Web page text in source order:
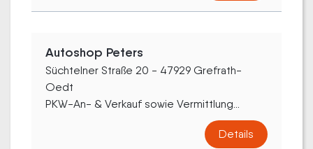
Autoshop Peters
Süchtelner Straße 20 - 47929 Grefrath-
Oedt
PKW-An- & Verkauf sowie Vermittlung...
Details